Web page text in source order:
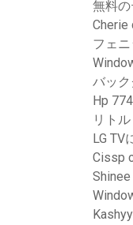
無料
Cherie
フェ
バッ
Hp
リト
LG TV
Cissp